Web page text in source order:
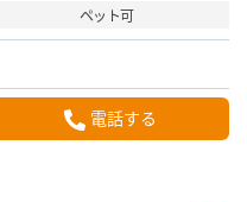
ペット可
電話する